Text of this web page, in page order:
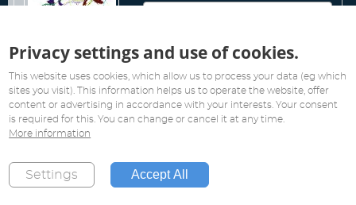
Manage
existing
All rights reserved. Copyright 2019
Created byPink Future
Privacy settings and use of cookies.
This website uses cookies, which allow us to process your data (eg which
sites you visit). This information helps us to operate the website, offer
content or advertising in accordance with your interests. Your consent
is required for this. You can change or cancel it at any time.
More information
Settings Accept All